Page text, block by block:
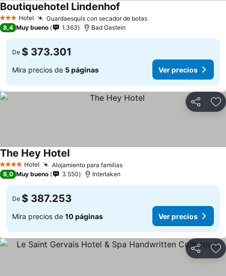
3 Estrellas
Hotel Guardaesquís con secador de botas
Boutiquehotel Lindenhof
8,4 Muy bueno 1.363 Bad Gastein
De $ 373.301
Mira precios de 5 páginas Ver precios
Compartir
4 EstrellasHotel Alojamiento para familias
The Hey Hotel
8,0 Muy bueno 3.550 Interlaken
De $ 387.253
Mira precios de 10 páginas Ver precios
Compartir